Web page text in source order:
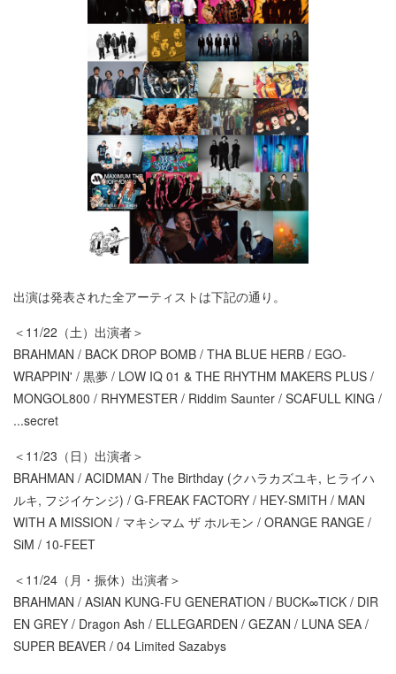
出演は発表された全アーティストは下記の通り。
＜11/22（土）出演者＞
BRAHMAN / BACK DROP BOMB / THA BLUE HERB / EGO-
WRAPPIN' / 黒夢 / LOW IQ 01 & THE RHYTHM MAKERS PLUS /
MONGOL800 / RHYMESTER / Riddim Saunter / SCAFULL KING /
...secret
＜11/23（日）出演者＞
BRAHMAN / ACIDMAN / The Birthday (クハラカズユキ, ヒライハ
ルキ, フジイケンジ) / G-FREAK FACTORY / HEY-SMITH / MAN
WITH A MISSION / マキシマム ザ ホルモン / ORANGE RANGE /
SiM / 10-FEET
＜11/24（月・振休）出演者＞
BRAHMAN / ASIAN KUNG-FU GENERATION / BUCK∞TICK / DIR
EN GREY / Dragon Ash / ELLEGARDEN / GEZAN / LUNA SEA /
SUPER BEAVER / 04 Limited Sazabys